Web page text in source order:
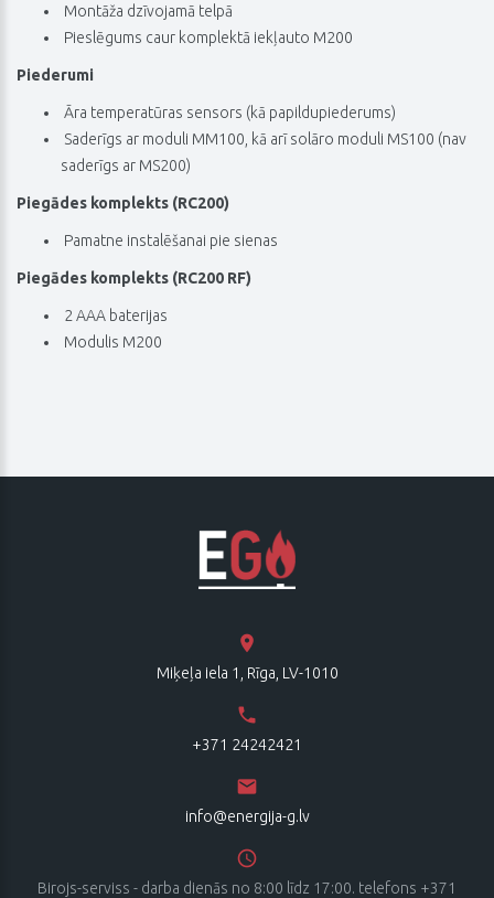
 Montāža dzīvojamā telpā
 Pieslēgums caur komplektā iekļauto M200
Piederumi
 Āra temperatūras sensors (kā papildupiederums)
 Saderīgs ar moduli MM100, kā arī solāro moduli MS100 (nav
saderīgs ar MS200)
Piegādes komplekts (RC200)
 Pamatne instalēšanai pie sienas
Piegādes komplekts (RC200 RF)
 2 AAA baterijas
 Modulis M200
Miķeļa iela 1, Rīga, LV-1010
+371 24242421
info@energija-g.lv
Birojs-serviss - darba dienās no 8:00 līdz 17:00. telefons +371